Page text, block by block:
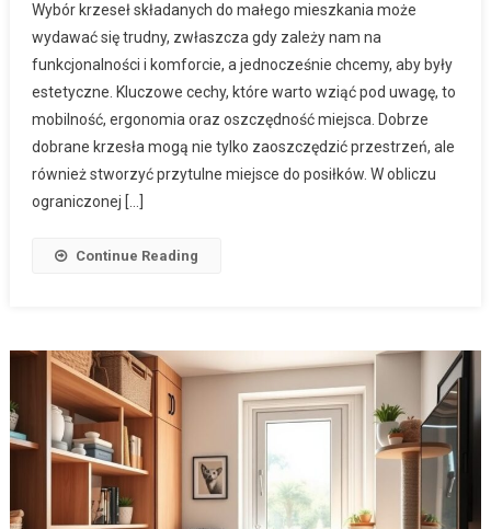
Składane
Małego
Mieszkania
–
Jak
Wybrać
Wybór krzeseł składanych do małego mieszkania może
wydawać się trudny, zwłaszcza gdy zależy nam na
funkcjonalności i komforcie, a jednocześnie chcemy, aby były
estetyczne. Kluczowe cechy, które warto wziąć pod uwagę, to
mobilność, ergonomia oraz oszczędność miejsca. Dobrze
dobrane krzesła mogą nie tylko zaoszczędzić przestrzeń, ale
również stworzyć przytulne miejsce do posiłków. W obliczu
ograniczonej […]
Continue Reading